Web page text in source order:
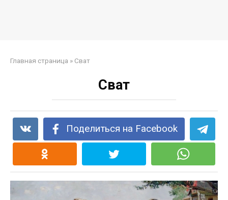
Главная страница » Сват
Сват
Поделиться на Facebook